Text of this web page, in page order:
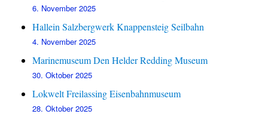
6. November 2025
Hallein Salzbergwerk Knappensteig Seilbahn
4. November 2025
Marinemuseum Den Helder Redding Museum
30. Oktober 2025
Lokwelt Freilassing Eisenbahnmuseum
28. Oktober 2025